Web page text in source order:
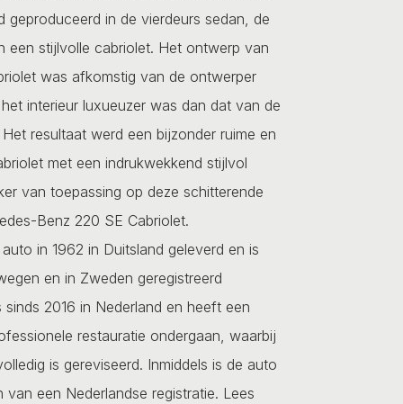
geproduceerd in de vierdeurs sedan, de
een stijlvolle cabriolet. Het ontwerp van
was afkomstig van de ontwerper
interieur luxueuzer was dan dat van de
resultaat werd een bijzonder ruime en
met een indrukwekkend stijlvol
van toepassing op deze schitterende
Benz 220 SE Cabriolet.
in 1962 in Duitsland geleverd en is
en in Zweden geregistreerd
2016 in Nederland en heeft een
restauratie ondergaan, waarbij
is gereviseerd. Inmiddels is de auto
een Nederlandse registratie. Lees